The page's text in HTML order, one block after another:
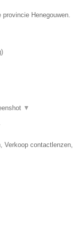
Henegouwen.
)
▼
Verkoop contactlenzen,